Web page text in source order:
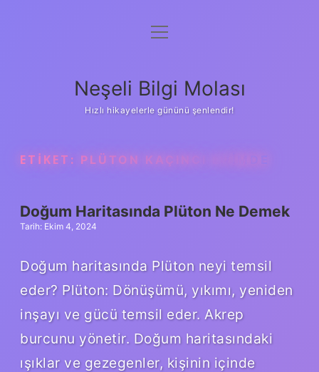
Anasayfa
Yasal Uyarı
menüyü
Neşeli Bilgi Molası
Hızlı hikayelerle gününü şenlendir!
ETIKET: PLÜTON KAÇINCI EVIMDE
Doğum Haritasında Plüton Ne Demek
Tarih: Ekim 4, 2024
Doğum haritasında Plüton neyi temsil
eder? Plüton: Dönüşümü, yıkımı, yeniden
inşayı ve gücü temsil eder. Akrep
burcunu yönetir. Doğum haritasındaki
ışıklar ve gezegenler, kişinin içinde